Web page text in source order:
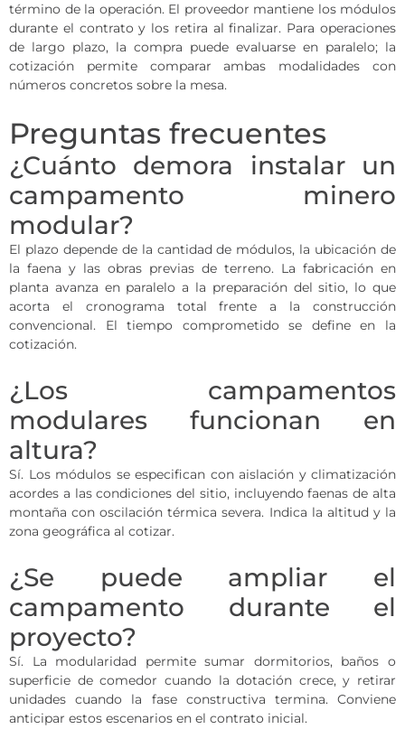
término de la operación. El proveedor mantiene los módulos
durante el contrato y los retira al finalizar. Para operaciones
de largo plazo, la compra puede evaluarse en paralelo; la
cotización permite comparar ambas modalidades con
números concretos sobre la mesa.
Preguntas frecuentes
¿Cuánto demora instalar un
campamento minero
modular?
El plazo depende de la cantidad de módulos, la ubicación de
la faena y las obras previas de terreno. La fabricación en
planta avanza en paralelo a la preparación del sitio, lo que
acorta el cronograma total frente a la construcción
convencional. El tiempo comprometido se define en la
cotización.
¿Los campamentos
modulares funcionan en
altura?
Sí. Los módulos se especifican con aislación y climatización
acordes a las condiciones del sitio, incluyendo faenas de alta
montaña con oscilación térmica severa. Indica la altitud y la
zona geográfica al cotizar.
¿Se puede ampliar el
campamento durante el
proyecto?
Sí. La modularidad permite sumar dormitorios, baños o
superficie de comedor cuando la dotación crece, y retirar
unidades cuando la fase constructiva termina. Conviene
anticipar estos escenarios en el contrato inicial.